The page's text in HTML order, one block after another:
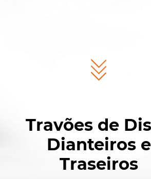
Travões de
Dianteiros e
Traseiros